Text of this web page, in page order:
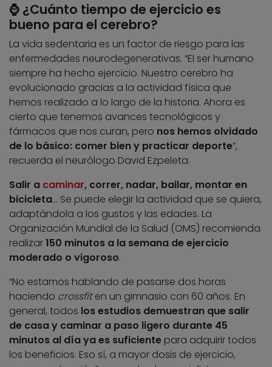
⌚ ¿Cuánto tiempo de ejercicio es
bueno para el cerebro?
La vida sedentaria es un factor de riesgo para las
enfermedades neurodegenerativas. “El ser humano
siempre ha hecho ejercicio. Nuestro cerebro ha
evolucionado gracias a la actividad física que
hemos realizado a lo largo de la historia. Ahora es
cierto que tenemos avances tecnológicos y
fármacos que nos curan, pero nos hemos olvidado
de lo básico: comer bien y practicar deporte”,
recuerda el neurólogo David Ezpeleta.
Salir a caminar, correr, nadar, bailar, montar en
bicicleta… Se puede elegir la actividad que se quiera,
adaptándola a los gustos y las edades. La
Organización Mundial de la Salud (OMS) recomienda
realizar150 minutos a la semana de ejercicio
moderado o vigoroso.
“No estamos hablando de pasarse dos horas
haciendo crossfiten un gimnasio con 60 años. En
general, todos los estudios demuestran que salir
de casa y caminar a paso ligero durante 45
minutos al día ya es suficiente para adquirir todos
los beneficios. Eso sí, a mayor dosis de ejercicio,